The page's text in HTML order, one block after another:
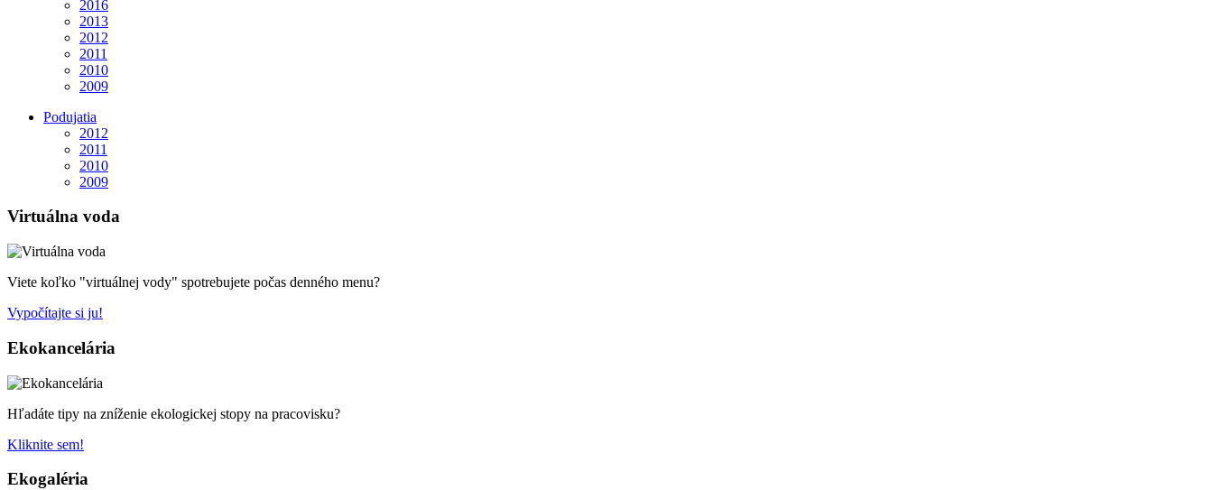
2016
2013
2012
2011
2010
2009
Podujatia
2012
2011
2010
2009
Virtuálna voda
Viete koľko "virtuálnej vody" spotrebujete počas denného menu?
Vypočítajte si ju!
Ekokancelária
Hľadáte tipy na zníženie ekologickej stopy na pracovisku?
Kliknite sem!
Ekogaléria